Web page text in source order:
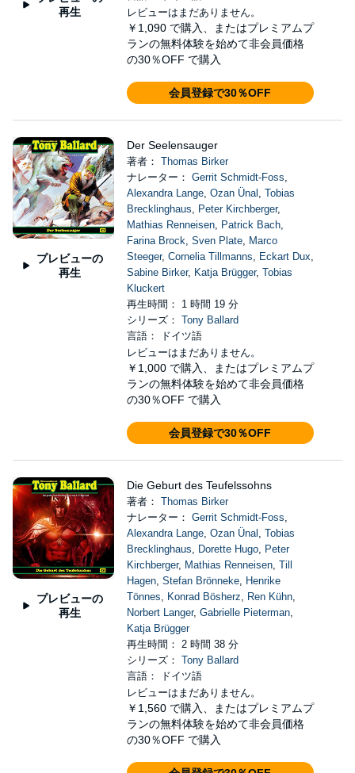
再生
レビューはまだありません。
￥1,090 で購入、またはプレミアムプ
ランの無料体験を始めて非会員価格
の30％OFF で購入
会員登録で30％OFF
プレビューの
再生
Der Seelensauger
著者： Thomas Birker
ナレーター： Gerrit Schmidt-Foss,
Alexandra Lange, Ozan Ünal , Tobias
Brecklinghaus, Peter Kirchberger,
Mathias Renneisen, Patrick Bach,
Farina Brock, Sven Plate, Marco
Steeger, Cornelia Tillmanns, Eckart Dux,
Sabine Birker, Katja Brügger, Tobias
Kluckert
再生時間： 1 時間 19 分
シリーズ： Tony Ballard
言語： ドイツ語
レビューはまだありません。
￥1,000 で購入、またはプレミアムプ
ランの無料体験を始めて非会員価格
の30％OFF で購入
会員登録で30％OFF
プレビューの
再生
Die Geburt des Teufelssohns
著者： Thomas Birker
ナレーター： Gerrit Schmidt-Foss,
Alexandra Lange, Ozan Ünal , Tobias
Brecklinghaus, Dorette Hugo, Peter
Kirchberger, Mathias Renneisen, Till
Hagen, Stefan Brönneke, Henrike
Tönnes, Konrad Bösherz, Ren Kühn,
Norbert Langer, Gabrielle Pieterman,
Katja Brügger
再生時間： 2 時間 38 分
シリーズ： Tony Ballard
言語： ドイツ語
レビューはまだありません。
￥1,560 で購入、またはプレミアムプ
ランの無料体験を始めて非会員価格
の30％OFF で購入